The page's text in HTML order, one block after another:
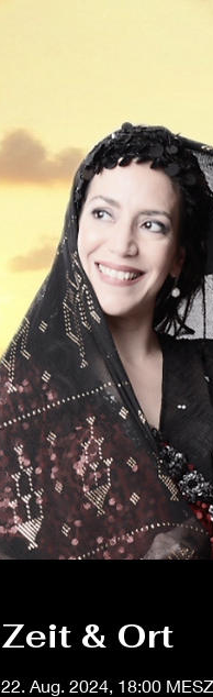
Zeit & Ort
22. Aug. 2024, 18:00